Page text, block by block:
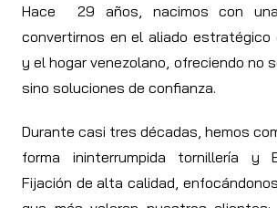
Hace 29 años, nacimos con
convertirnos en el aliado estratégico
y el hogar venezolano, ofreciendo no
sino soluciones de confianza.
Durante casi tres décadas, hemos
forma ininterrumpida tornillería y
Fijación de alta calidad,